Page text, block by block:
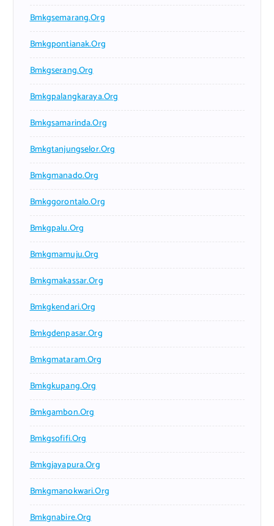
Bmkgsemarang.org
Bmkgpontianak.org
Bmkgserang.org
Bmkgpalangkaraya.org
Bmkgsamarinda.org
Bmkgtanjungselor.org
Bmkgmanado.org
Bmkggorontalo.org
Bmkgpalu.org
Bmkgmamuju.org
Bmkgmakassar.org
Bmkgkendari.org
Bmkgdenpasar.org
Bmkgmataram.org
Bmkgkupang.org
Bmkgambon.org
Bmkgsofifi.org
Bmkgjayapura.org
Bmkgmanokwari.org
Bmkgnabire.org